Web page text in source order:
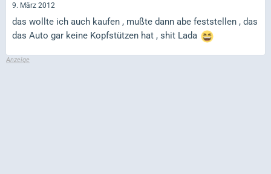
9. März 2012
das wollte ich auch kaufen , mußte dann abe feststellen , das
das Auto gar keine Kopfstützen hat , shit Lada